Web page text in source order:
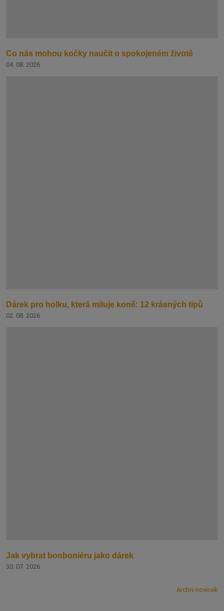
Co nás mohou kočky naučit o spokojeném životě
04. 08. 2026
Dárek pro holku, která miluje koně: 12 krásných tipů
02. 08. 2026
Jak vybrat bonboniéru jako dárek
30. 07. 2026
Archiv novinek